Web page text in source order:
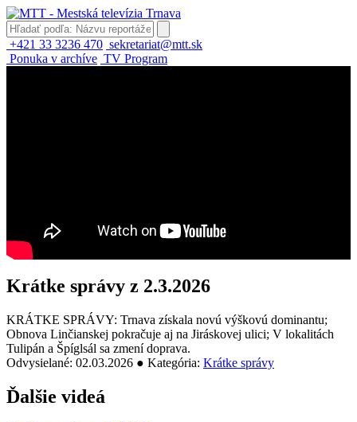
+421 33 3236 470 sekretariat@mtt.sk
Ponuka v archíve TV Program
Krátke správy z 2.3.2026
KRÁTKE SPRÁVY: Trnava získala novú výškovú dominantu;
Obnova Linčianskej pokračuje aj na Jiráskovej ulici; V lokalitách
Tulipán a Špíglsál sa zmení doprava.
Odvysielané: 02.03.2026 ● Kategória: Krátke správy
Ďalšie videá